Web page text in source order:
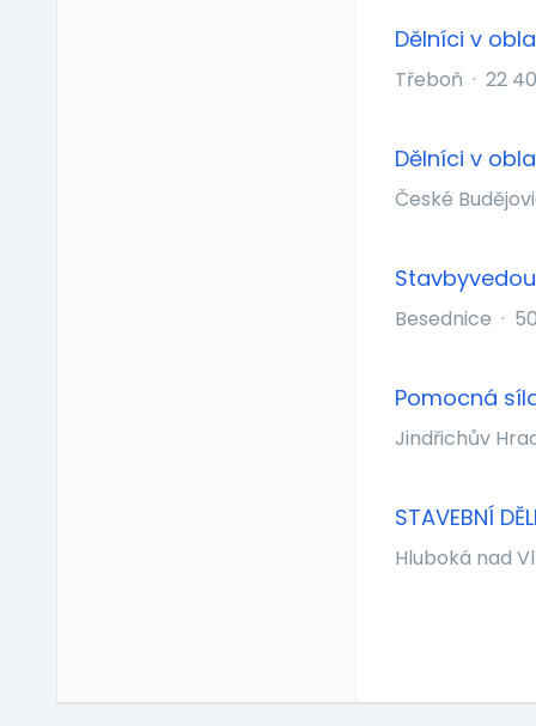
Dělníci v
Třeboň · 22
Dělníci v
České
Besednice ·
Pomocná
Jindřichův
STAVEBNÍ
Hluboká nad